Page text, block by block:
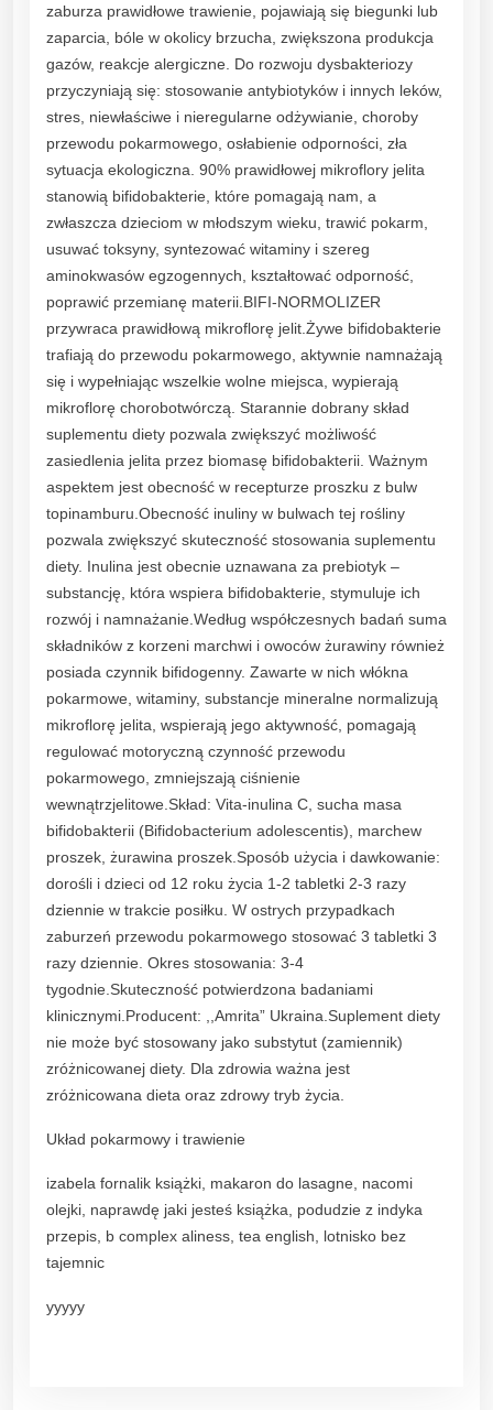
zaburza prawidłowe trawienie, pojawiają się biegunki lub
zaparcia, bóle w okolicy brzucha, zwiększona produkcja
gazów, reakcje alergiczne. Do rozwoju dysbakteriozy
przyczyniają się: stosowanie antybiotyków i innych leków,
stres, niewłaściwe i nieregularne odżywianie, choroby
przewodu pokarmowego, osłabienie odporności, zła
sytuacja ekologiczna. 90% prawidłowej mikroflory jelita
stanowią bifidobakterie, które pomagają nam, a
zwłaszcza dzieciom w młodszym wieku, trawić pokarm,
usuwać toksyny, syntezować witaminy i szereg
aminokwasów egzogennych, kształtować odporność,
poprawić przemianę materii.BIFI-NORMOLIZER
przywraca prawidłową mikroflorę jelit.Żywe bifidobakterie
trafiają do przewodu pokarmowego, aktywnie namnażają
się i wypełniając wszelkie wolne miejsca, wypierają
mikroflorę chorobotwórczą. Starannie dobrany skład
suplementu diety pozwala zwiększyć możliwość
zasiedlenia jelita przez biomasę bifidobakterii. Ważnym
aspektem jest obecność w recepturze proszku z bulw
topinamburu.Obecność inuliny w bulwach tej rośliny
pozwala zwiększyć skuteczność stosowania suplementu
diety. Inulina jest obecnie uznawana za prebiotyk –
substancję, która wspiera bifidobakterie, stymuluje ich
rozwój i namnażanie.Według współczesnych badań suma
składników z korzeni marchwi i owoców żurawiny również
posiada czynnik bifidogenny. Zawarte w nich włókna
pokarmowe, witaminy, substancje mineralne normalizują
mikroflorę jelita, wspierają jego aktywność, pomagają
regulować motoryczną czynność przewodu
pokarmowego, zmniejszają ciśnienie
wewnątrzjelitowe.Skład: Vita-inulina C, sucha masa
bifidobakterii (Bifidobacterium adolescentis), marchew
proszek, żurawina proszek.Sposób użycia i dawkowanie:
dorośli i dzieci od 12 roku życia 1-2 tabletki 2-3 razy
dziennie w trakcie posiłku. W ostrych przypadkach
zaburzeń przewodu pokarmowego stosować 3 tabletki 3
razy dziennie. Okres stosowania: 3-4
tygodnie.Skuteczność potwierdzona badaniami
klinicznymi.Producent: ,,Amrita” Ukraina.Suplement diety
nie może być stosowany jako substytut (zamiennik)
zróżnicowanej diety. Dla zdrowia ważna jest
zróżnicowana dieta oraz zdrowy tryb życia.
Układ pokarmowy i trawienie
izabela fornalik książki, makaron do lasagne, nacomi
olejki, naprawdę jaki jesteś książka, podudzie z indyka
przepis, b complex aliness, tea english, lotnisko bez
tajemnic
yyyyy